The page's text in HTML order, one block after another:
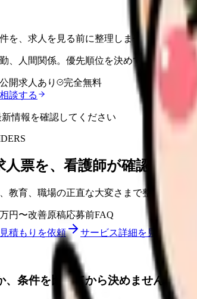
を、求人を見る前に整理しませんか。
、人間関係。優先順位を決めてから探すと
開求人あり
完全無料
談する
情報を確認してください
人票を、看護師が確認した
教育、職場の正直な大変さまで整理し、応
円〜改善原稿応募前FAQ
積もりを依頼
サービス詳細を見る
条件を比べてから決めませんか。